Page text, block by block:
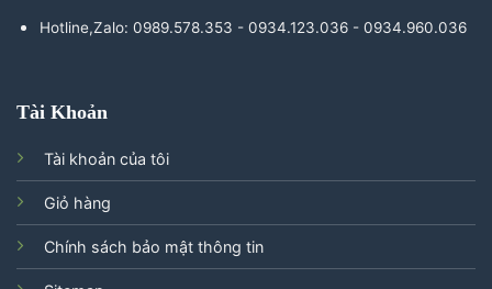
Hotline,Zalo: 0989.578.353 - 0934.123.036 - 0934.960.036
Tài Khoản
Tài khoản của tôi
Giỏ hàng
Chính sách bảo mật thông tin